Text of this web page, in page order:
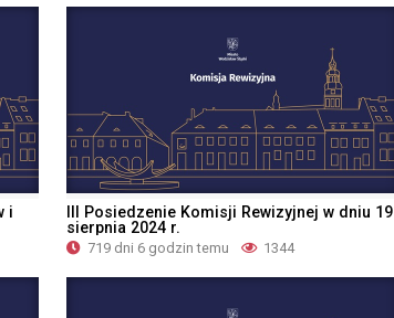
i
III Posiedzenie Komisji Rewizyjnej w dniu 19
sierpnia 2024 r.
719 dni 6 godzin temu 1344